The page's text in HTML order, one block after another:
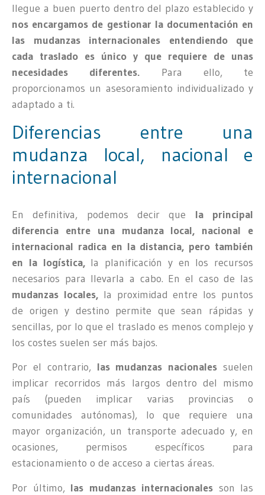
llegue a buen puerto dentro del plazo establecido y
nos encargamos de gestionar la documentación en
las mudanzas internacionales entendiendo que
cada traslado es único y que requiere de unas
necesidades diferentes. Para ello, te
proporcionamos un asesoramiento individualizado y
adaptado a ti.
Diferencias entre una
mudanza local, nacional e
internacional
En definitiva, podemos decir que la principal
diferencia entre una mudanza local, nacional e
internacional radica en la distancia, pero también
en la logística,la planificación y en los recursos
necesarios para llevarla a cabo. En el caso de las
mudanzas locales, la proximidad entre los puntos
de origen y destino permite que sean rápidas y
sencillas, por lo que el traslado es menos complejo y
los costes suelen ser más bajos.
Por el contrario, las mudanzas nacionales suelen
implicar recorridos más largos dentro del mismo
país (pueden implicar varias provincias o
comunidades autónomas), lo que requiere una
mayor organización, un transporte adecuado y, en
ocasiones, permisos específicos para
estacionamiento o de acceso a ciertas áreas.
Por último, las mudanzas internacionales son las